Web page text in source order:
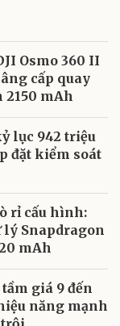
Osmo 360 II
cấp quay
mAh
lục 942 triệu
đặt kiểm soát
rỉ cấu hình:
Snapdragon
mAh
giá 9 đến
năng mạnh